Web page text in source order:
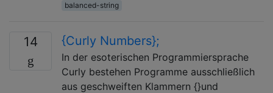
balanced-string
14 {Curly Numbers};
In der esoterischen Programmiersprache
Curly bestehen Programme ausschließlich
aus geschweiften Klammern {}und